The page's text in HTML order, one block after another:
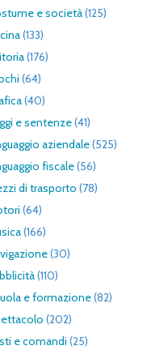
e società(125)
(133)
(176)
(64)
(40)
e sentenze(41)
aziendale(525)
fiscale(56)
di trasporto (78)
(64)
(166)
(30)
(110)
e formazione(82)
(202)
e comandi (25)